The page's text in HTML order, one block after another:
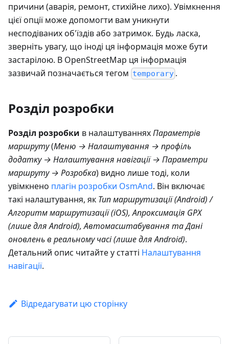
причини (аварія, ремонт, стихійне лихо). Увімкнення
цієї опції може допомогти вам уникнути
несподіваних об'їздів або затримок. Будь ласка,
зверніть увагу, що іноді ця інформація може бути
застарілою. В OpenStreetMap ця інформація
зазвичай позначається тегом temporary .
Розділ розробки
Розділ розробки в налаштуванняхПараметрів
маршруту(Меню → Налаштування → профіль
додатку → Налаштування навігації → Параметри
маршруту → Розробка) видно лише тоді, коли
увімкнено плагін розробки OsmAnd. Він включає
такі налаштування, як Тип маршрутизації (Android) /
Алгоритм маршрутизації (iOS), Апроксимація GPX
(лише для Android), Автомасштабування та Дані
оновлень в реальному часі (лише для Android).
Детальний опис читайте у статті Налаштування
навігації.
Відредагувати цю сторінку